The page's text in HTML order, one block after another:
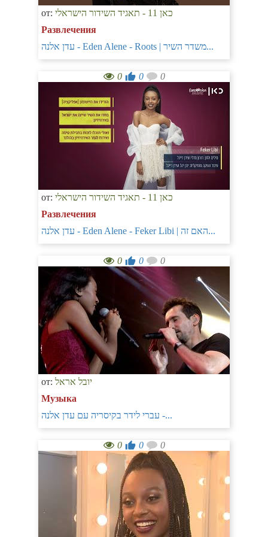
от:
כאן 11 - תאגיד השידור הישראלי
Развлечения
עדן אלנה - Eden Alene - Roots | משדר השיר...
0 0 0
от:
כאן 11 - תאגיד השידור הישראלי
Развлечения
עדן אלנה - Eden Alene - Feker Libi | האם זה...
0 0 0
от: יובל אראל
Музыка
עברי לידר בקיסריה עם עדן אלנה -...
0 0 0